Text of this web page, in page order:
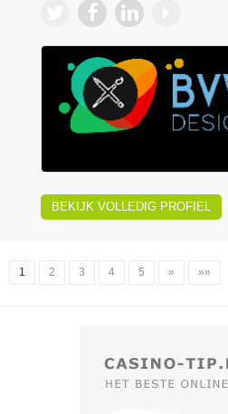
BEKIJK VOLLEDIG PROFIEL
1 2 3 4 5 » »»